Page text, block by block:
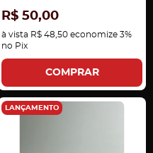
R$ 50,00
à vista R$ 48,50 economize 3%
no Pix
COMPRAR
LANÇAMENTO